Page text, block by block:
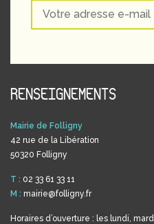
RENSEIGNEMENTS
Mairie de Folligny
42 rue de la Libération
50320 Folligny
T : 02 33 61 33 11
M : mairie@folligny.fr
Horaires d’ouverture : les lundi,